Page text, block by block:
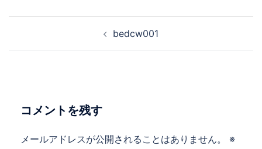
bedcw001
コメントを残す
メールアドレスが公開されることはありません。
※